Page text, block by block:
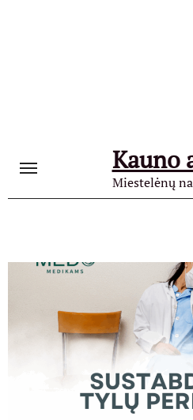
Kauno
Miestelėnų